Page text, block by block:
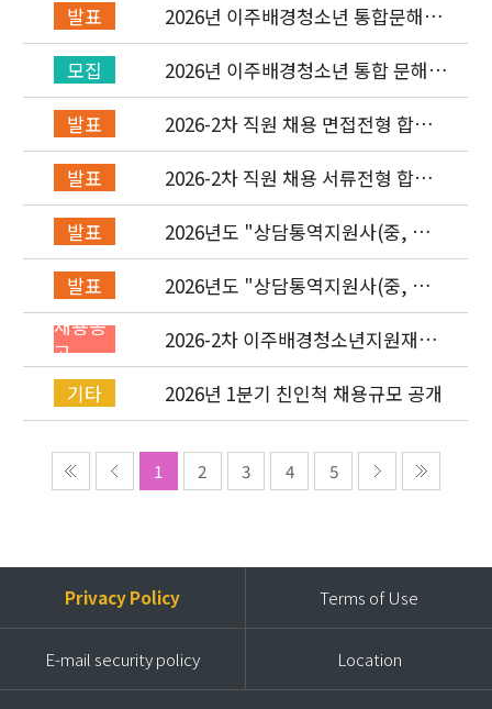
발표
2026년 이주배경청소년 통합문해력
교육지원사업 수행기관 선정 결과 발
표
모집
2026년 이주배경청소년 통합 문해력
교육지원 사업 위탁기관 신청 공고
발표
2026-2차 직원 채용 면접전형 합격
자 발표 및 적격심사 안내
발표
2026-2차 직원 채용 서류전형 합격
자 발표 및 면접전형 안내
발표
2026년도 "상담통역지원사(중, 베,
러, 몽)" 면접심사 합격자 발표
발표
2026년도 "상담통역지원사(중, 베,
러, 몽)" 서류심사 합격자 발표
채용공
고
2026-2차 이주배경청소년지원재단
직원(기획운영실/사업운영부/개발
협력부) 채용공고 (~4/26)
기타 2026년 1분기 친인척 채용규모 공개
1 2 3 4 5
Privacy Policy Terms of Use
E-mail security policy Location